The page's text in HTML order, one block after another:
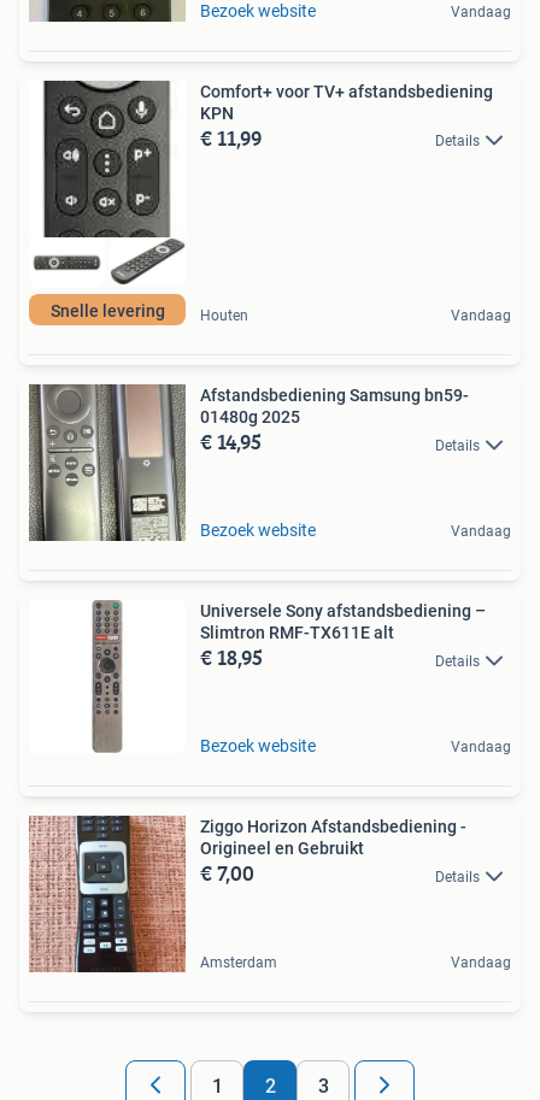
Bezoek website Vandaag
Snelle levering
Comfort+ voor TV+ afstandsbediening
KPN
€ 11,99 Details
Houten Vandaag
Afstandsbediening Samsung bn59-
01480g 2025
€ 14,95 Details
Bezoek website Vandaag
Universele Sony afstandsbediening –
Slimtron RMF-TX611E alt
€ 18,95 Details
Bezoek website Vandaag
Ziggo Horizon Afstandsbediening -
Origineel en Gebruikt
€ 7,00 Details
Amsterdam Vandaag
1 2 3